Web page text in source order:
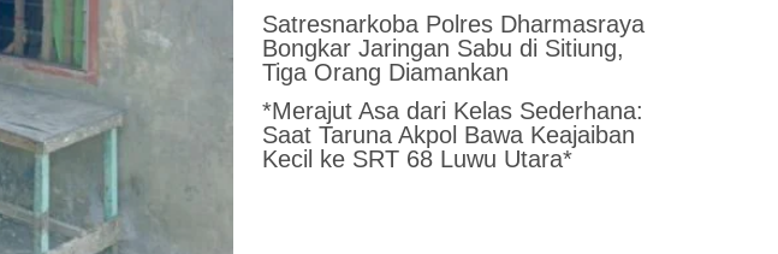
Satresnarkoba Polres Dharmasraya
Bongkar Jaringan Sabu di Sitiung,
Tiga Orang Diamankan
*Merajut Asa dari Kelas Sederhana:
Saat Taruna Akpol Bawa Keajaiban
Kecil ke SRT 68 Luwu Utara*